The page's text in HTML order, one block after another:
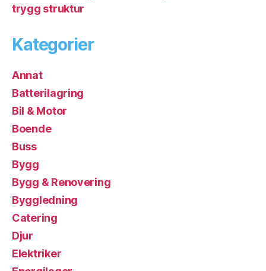
trygg struktur
Kategorier
Annat
Batterilagring
Bil & Motor
Boende
Buss
Bygg
Bygg & Renovering
Byggledning
Catering
Djur
Elektriker